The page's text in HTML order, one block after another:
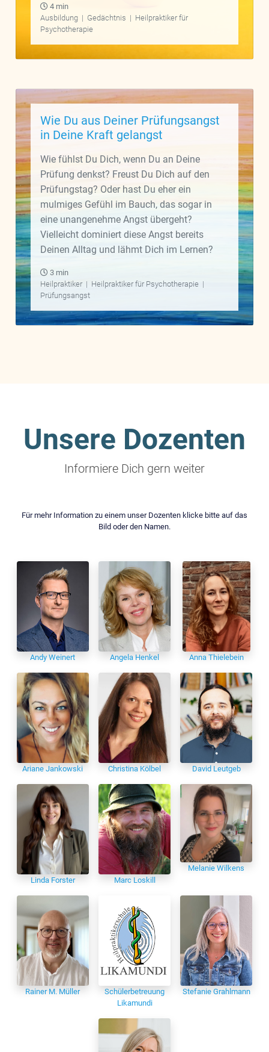
4 min
Ausbildung | Gedächtnis | Heilpraktiker für
Psychotherapie
Wie Du aus Deiner Prüfungsangst
in Deine Kraft gelangst
Wie fühlst Du Dich, wenn Du an Deine
Prüfung denkst? Freust Du Dich auf den
Prüfungstag? Oder hast Du eher ein
mulmiges Gefühl im Bauch, das sogar in
eine unangenehme Angst übergeht?
Vielleicht dominiert diese Angst bereits
Deinen Alltag und lähmt Dich im Lernen?
3 min
Heilpraktiker | Heilpraktiker für Psychotherapie |
Prüfungsangst
Unsere Dozenten
Informiere Dich gern weiter
Für mehr Information zu einem unser Dozenten klicke bitte auf das
Bild oder den Namen.
Andy Weinert Angela Henkel Anna Thielebein
Ariane Jankowski Christina Kölbel David Leutgeb
Linda Forster Marc Loskill
Melanie Wilkens
Rainer M. Müller
Schülerbetreuung
Likamundi
Stefanie Grahlmann